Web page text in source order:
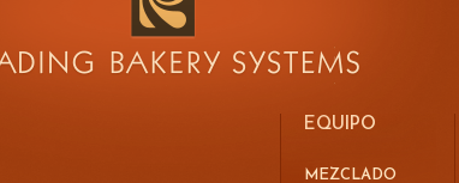
EQUIPO
MEZCLADO